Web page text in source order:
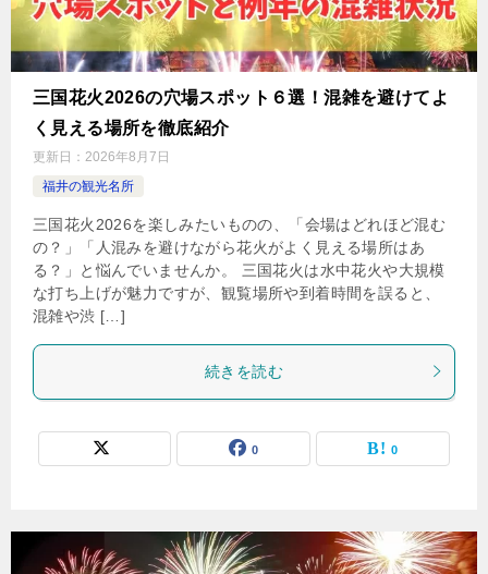
三国花火2026の穴場スポット６選！混雑を避けてよ
く見える場所を徹底紹介
更新日： 2026年8月7日
福井の観光名所
三国花火2026を楽しみたいものの、「会場はどれほど混む
の？」「人混みを避けながら花火がよく見える場所はあ
る？」と悩んでいませんか。 三国花火は水中花火や大規模
な打ち上げが魅力ですが、観覧場所や到着時間を誤ると、
混雑や渋 […]
続きを読む
0 0